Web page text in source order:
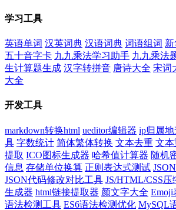
学习工具
英语单词 汉英词典 汉语词典 词语组词
五十音字卡 九九乘法学习助手 九九乘法
生计算题生成 汉字转拼音 唐诗大全 宋词
大全
开发工具
markdown转换html ueditor编辑器 ip归属地
具 字数统计 简体繁体转换 文本去重 文本
提取 ICO图标生成器 哈希值计算器 随机
信息 存储单位换算 正则表达式测试
JSON代码修改对比工具 JS/HTML/CSS压
生成器 html链接提取器 颜文字大全 Emoji
语法检测工具 ES6语法检测优化 MySQL